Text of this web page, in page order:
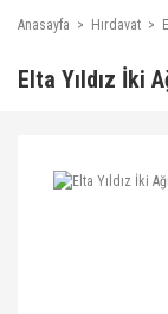
Anasayfa Hırdavat
Elta Yıldız İki